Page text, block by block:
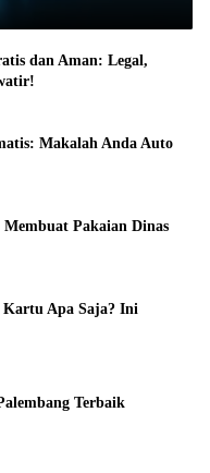
dan Aman: Legal,
Makalah Anda Auto
Pakaian Dinas
Kartu Apa Saja? Ini
Terbaik